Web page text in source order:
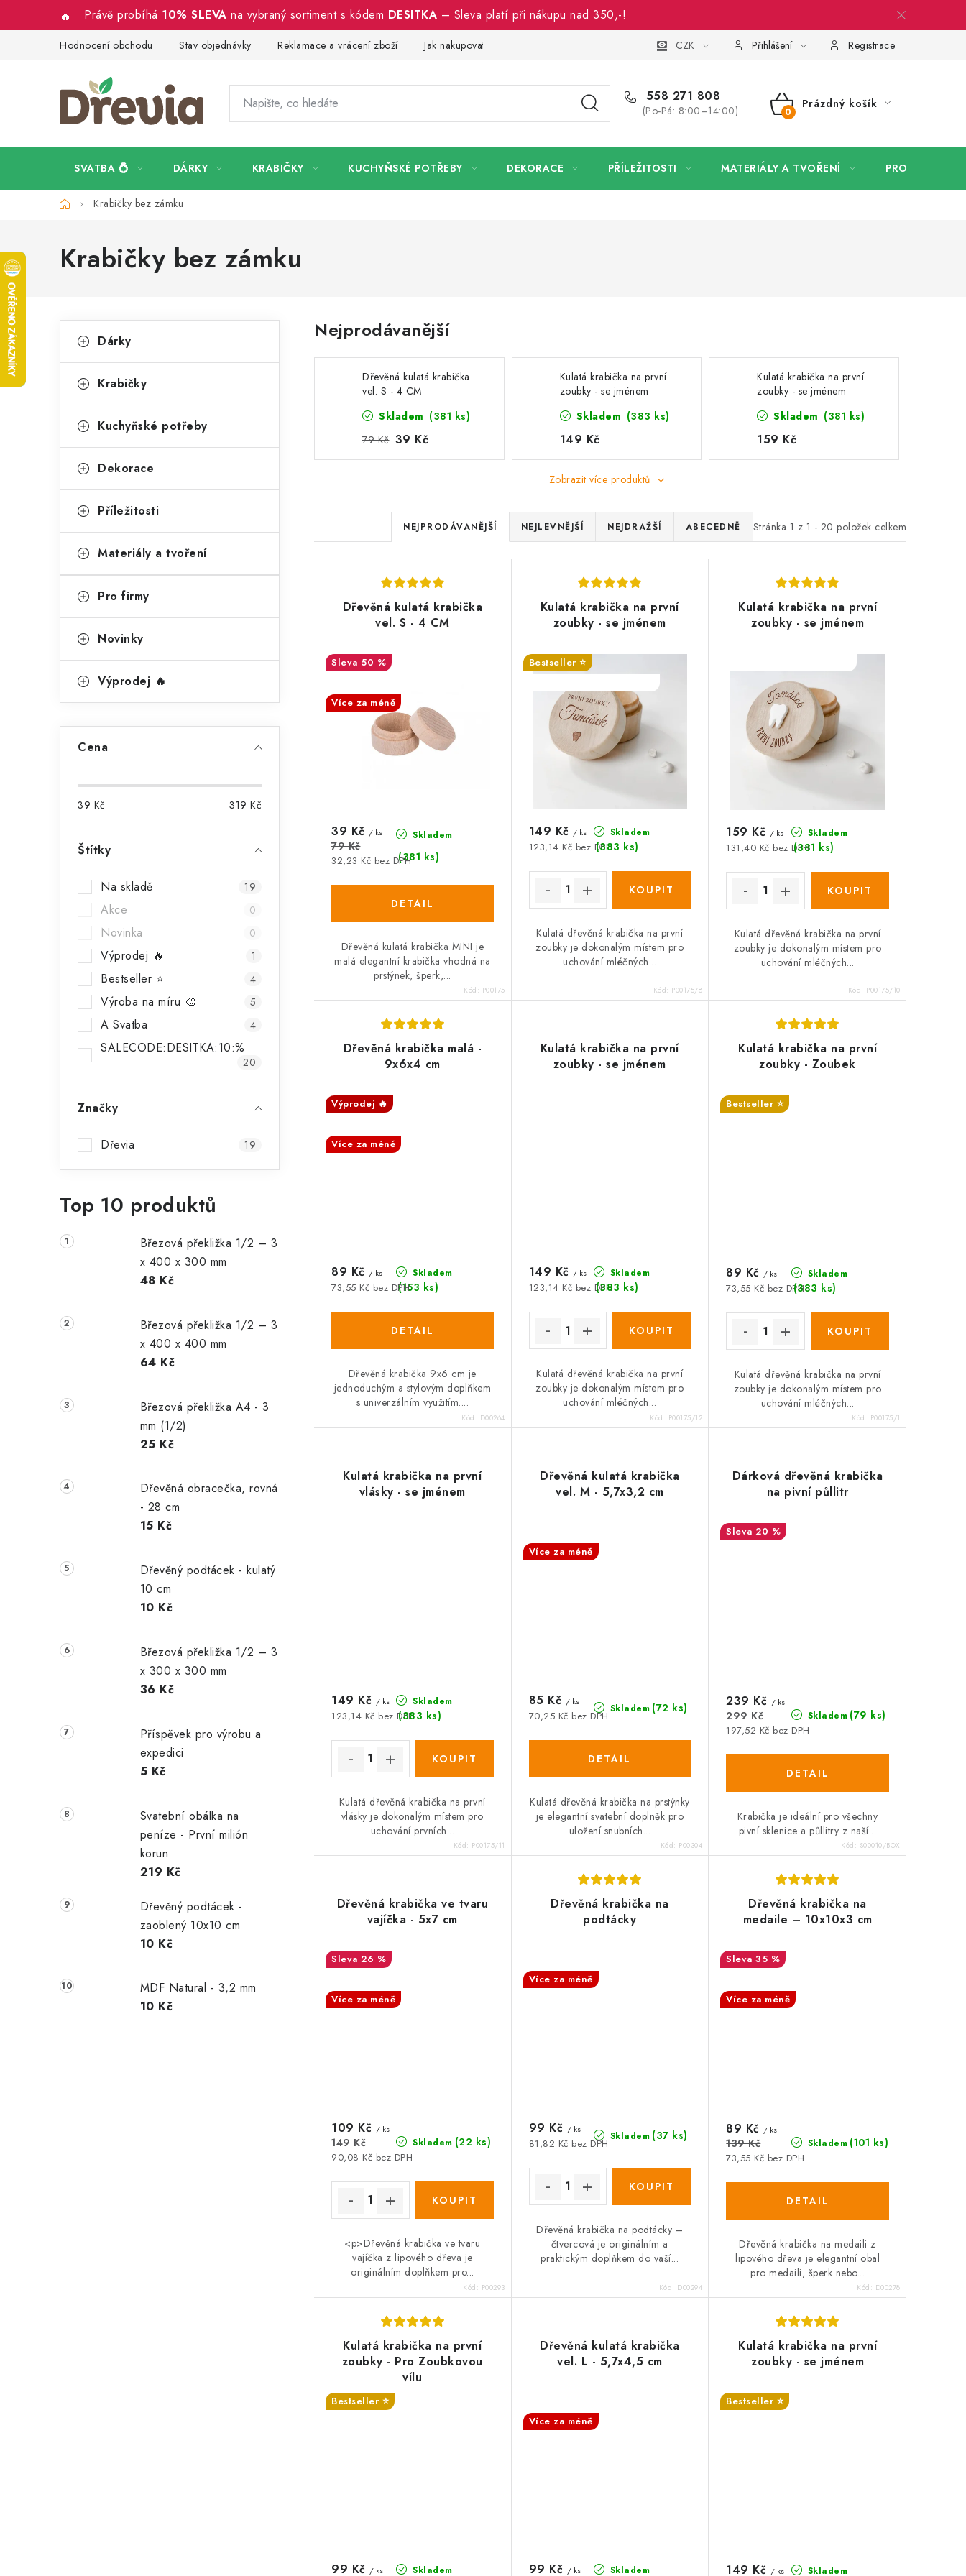
Právě probíhá 10% SLEVA na vybraný sortiment s kódem DESITKA – Sleva platí při nákupu nad 350,-!
Hodnocení obchodu Stav objednávky Reklamace a vrácení zboží Jak nakupovat Pro firmy Velkoobchod Kontakt
CZK Přihlášení Registrace
558 271 808
(Po-Pá: 8:00–14:00)
NÁKUPNÍ
Prázdný košík
SVATBA 💍 DÁRKY KRABIČKY KUCHYŇSKÉ POTŘEBY DEKORACE PŘÍLEŽITOSTI MATERIÁLY A TVOŘENÍ PRO FIRMY
DomůKrabičky bez zámku
Krabičky bez zámku
o
t
r
n
n
p
e
kategorie
a
e
o
i
Dárky
Krabičky
Kuchyňské potřeby
Dekorace
Příležitosti
Materiály a tvoření
Pro firmy
Novinky
Výprodej 🔥
Cena
39 Kč 319 Kč
Štítky
Na skladě 19
Akce 0
Novinka 0
Výprodej 🔥 1
Bestseller ⭐️ 4
Výroba na míru 🎨 5
A Svatba 4
SALECODE:DESITKA:10:%
20
Značky
Dřevia 19
Top 10 produktů
Březová překližka 1/2 – 3
x 400 x 300 mm
48 Kč
Březová překližka 1/2 – 3
x 400 x 400 mm
64 Kč
Březová překližka A4 - 3
mm (1/2)
25 Kč
Dřevěná obracečka, rovná
- 28 cm
15 Kč
Dřevěný podtácek - kulatý
10 cm
10 Kč
Březová překližka 1/2 – 3
x 300 x 300 mm
36 Kč
Příspěvek pro výrobu a
expedici
5 Kč
Svatební obálka na
peníze - První milión
korun
219 Kč
Dřevěný podtácek -
zaoblený 10x10 cm
10 Kč
MDF Natural - 3,2 mm
10 Kč
Nejprodávanější
Dřevěná kulatá krabička
vel. S - 4 CM
Skladem (381 ks)
79 Kč 39 Kč
Kulatá krabička na první
zoubky - se jménem
Skladem (383 ks)
149 Kč
Kulatá krabička na první
zoubky - se jménem
Skladem (381 ks)
159 Kč
Zobrazit více produktů
Stránka 1 z 1 - 20 položek celkem
Ř
a
z
e
n
í
p
r
o
k
t
ů
NEJPRODÁVANĚJŠÍ NEJLEVNĚJŠÍ NEJDRAŽŠÍ ABECEDNĚ
p
Dřevěná kulatá krabička
vel. S - 4 CM
50 %
Více za méně
Skladem
(381 ks)
32,23 Kč bez DPH
39 Kč / ks
79 Kč
Dřevěná kulatá krabička MINI je
malá elegantní krabička vhodná na
prstýnek, šperk,...
Kód: P00175
Kulatá krabička na první
zoubky - se jménem
Bestseller ⭐️
Skladem
(383 ks)
123,14 Kč bez DPH
149 Kč / ks
Kulatá dřevěná krabička na první
zoubky je dokonalým místem pro
uchování mléčných...
Kód: P00175/8
Kulatá krabička na první
zoubky - se jménem
Skladem
(381 ks)
131,40 Kč bez DPH
159 Kč / ks
Kulatá dřevěná krabička na první
zoubky je dokonalým místem pro
uchování mléčných...
Kód: P00175/10
Dřevěná krabička malá -
9x6x4 cm
Výprodej 🔥
Více za méně
Skladem
(153 ks)
73,55 Kč bez DPH
89 Kč / ks
Dřevěná krabička 9x6 cm je
jednoduchým a stylovým doplňkem
s univerzálním využitím....
Kód: D00264
Kulatá krabička na první
zoubky - se jménem
Skladem
(383 ks)
123,14 Kč bez DPH
149 Kč / ks
Kulatá dřevěná krabička na první
zoubky je dokonalým místem pro
uchování mléčných...
Kód: P00175/12
Kulatá krabička na první
zoubky - Zoubek
Bestseller ⭐️
Skladem
(383 ks)
73,55 Kč bez DPH
89 Kč / ks
Kulatá dřevěná krabička na první
zoubky je dokonalým místem pro
uchování mléčných...
Kód: P00175/1
Kulatá krabička na první
vlásky - se jménem
Skladem
(383 ks)
123,14 Kč bez DPH
149 Kč / ks
Kulatá dřevěná krabička na první
vlásky je dokonalým místem pro
uchování prvních...
Kód: P00175/11
Dřevěná kulatá krabička
vel. M - 5,7x3,2 cm
Více za méně
Skladem (72 ks)
70,25 Kč bez DPH
85 Kč / ks
Kulatá dřevěná krabička na prstýnky
je elegantní svatební doplněk pro
uložení snubních...
Kód: P00304
Dárková dřevěná krabička
na pivní půllitr
20 %
Skladem (79 ks)
197,52 Kč bez DPH
239 Kč / ks
299 Kč
Krabička je ideální pro všechny
pivní sklenice a půllitry z naší...
Kód: S00010/BOX
Dřevěná krabička ve tvaru
vajíčka - 5x7 cm
26 %
Více za méně
Skladem (22 ks)
90,08 Kč bez DPH
109 Kč / ks
149 Kč
<p>Dřevěná krabička ve tvaru
vajíčka z lipového dřeva je
originálním doplňkem pro...
Kód: P00293
Dřevěná krabička na
podtácky
Více za méně
Skladem (37 ks)
81,82 Kč bez DPH
99 Kč / ks
Dřevěná krabička na podtácky –
čtvercová je originálním a
praktickým doplňkem do vaší...
Kód: D00294
Dřevěná krabička na
medaile – 10x10x3 cm
35 %
Více za méně
Skladem (101 ks)
73,55 Kč bez DPH
89 Kč / ks
139 Kč
Dřevěná krabička na medaili z
lipového dřeva je elegantní obal
pro medaili, šperk nebo...
Kód: D00278
Kulatá krabička na první
zoubky - Pro Zoubkovou
vílu
Bestseller ⭐️
Skladem
99 Kč / ks
Dřevěná kulatá krabička
vel. L - 5,7x4,5 cm
Více za méně
Skladem
99 Kč / ks
Kulatá krabička na první
zoubky - se jménem
Bestseller ⭐️
Skladem
149 Kč / ks